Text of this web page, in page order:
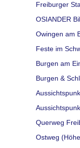
Freiburger
OSIANDER
Owingen am
Feste im
Burgen am
Burgen &
Querweg
Ostweg